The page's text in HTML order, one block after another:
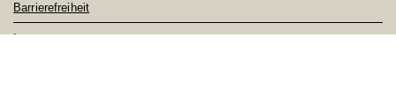
Barrierefreiheit
Impressum